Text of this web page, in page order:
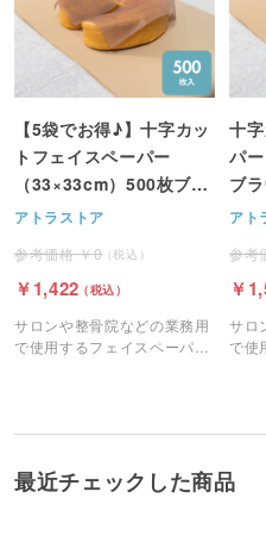
【5袋でお得♪】十字カッ
トフェイスペーパー
（33×33cm）500枚ブラ
ウン
アトラストア
0
1,422
サロンや整骨院などの業務用
で使用するフェイスペーパー
十
パ
ブ
アト
サロ
で使
最近チェックした商品